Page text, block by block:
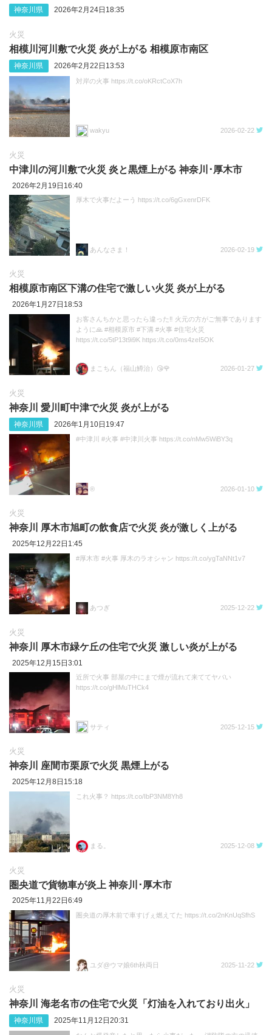
神奈川県 2026年2月24日18:35
火災
相模川河川敷で火災 炎が上がる 相模原市南区
神奈川県 2026年2月22日13:53
対岸の火事 https://t.co/oKRctCoX7h
wakyu 2026-02-22
火災
中津川の河川敷で火災 炎と黒煙上がる 神奈川･厚木市
2026年2月19日16:40
厚木で火事だよーう https://t.co/6gGxenrDFK
あんなさま！ 2026-02-19
火災
相模原市南区下溝の住宅で激しい火災 炎が上がる
2026年1月27日18:53
お客さんちかと思ったら違った‼️ 火元の方がご無事であります
ように🙏 #相模原市 #下溝 #火事 #住宅火災
https://t.co/5tP13t9i9K https://t.co/0ms4zeI5OK
まこちん（福山鱒治）😘🌹 2026-01-27
火災
神奈川 愛川町中津で火災 炎が上がる
神奈川県 2026年1月10日19:47
#中津川 #火事 #中津川火事 https://t.co/nMw5WiBY3q
®️ 2026-01-10
火災
神奈川 厚木市旭町の飲食店で火災 炎が激しく上がる
2025年12月22日1:45
#厚木市 #火事 厚木のラオシャン https://t.co/ygTaNNt1v7
あつぎ 2025-12-22
火災
神奈川 厚木市緑ケ丘の住宅で火災 激しい炎が上がる
2025年12月15日3:01
近所で火事 部屋の中にまで煙が流れて来ててヤバい
https://t.co/gHlMuTHCk4
サティ 2025-12-15
火災
神奈川 座間市栗原で火災 黒煙上がる
2025年12月8日15:18
これ火事？ https://t.co/IbP3NM8Yh8
まる。 2025-12-08
火災
圏央道で貨物車が炎上 神奈川･厚木市
2025年11月22日6:49
圏央道の厚木前で車すげぇ燃えてた https://t.co/2nKnUqSfhS
ユダ@ウマ娘6th秋両日 2025-11-22
火災
神奈川 海老名市の住宅で火災「灯油を入れており出火」
神奈川県 2025年11月12日20:31